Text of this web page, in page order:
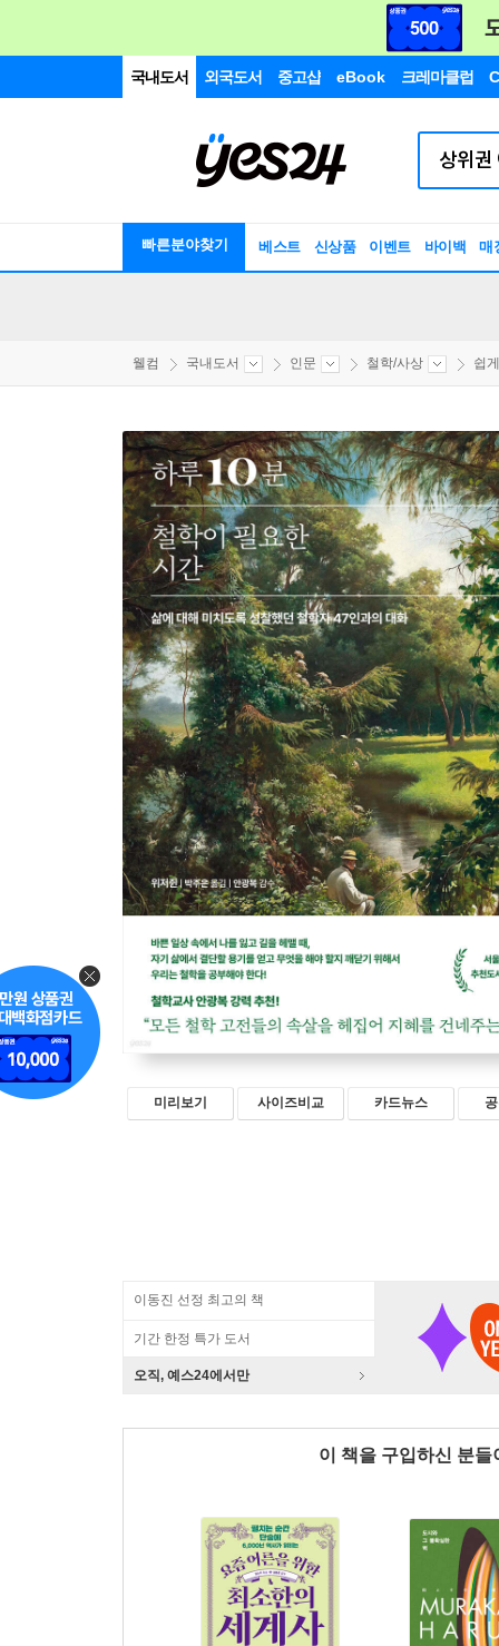
국내도서 외국도서 중고샵 eBook 크레마클럽
빠른분야찾기 베스트 신상품 이벤트 바이백 매
웰컴 국내도서 인문 철학/사상 쉽
미리보기 사이즈비교 카드뉴스
이동진 선정 최고의 책
기간 한정 특가 도서
오직, 예스24에서만
이 책을 구입하신 분